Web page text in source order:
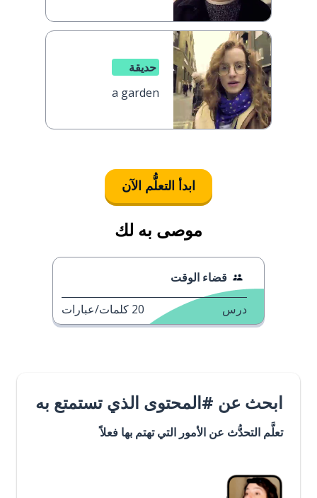
حديقة
a garden
ابدأ التعلُّم الآن
موصى به لك
قضاء الوقت
درس 20 كلمات/عبارات
ابحث عن #المحتوى الذي تستمتع به
تعلَّم التحدُّث عن الأمور التي تهتم بها فعلاً